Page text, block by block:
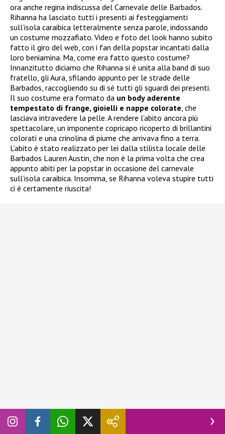
ora anche regina indiscussa del Carnevale delle Barbados.
Rihanna ha lasciato tutti i presenti ai festeggiamenti
sull’isola caraibica letteralmente senza parole, indossando
un costume mozzafiato. Video e foto del look hanno subito
fatto il giro del web, con i fan della popstar incantati dalla
loro beniamina. Ma, come era fatto questo costume?
Innanzitutto diciamo che Rihanna si è unita alla band di suo
fratello, gli Aura, sfilando appunto per le strade delle
Barbados, raccogliendo su di sé tutti gli sguardi dei presenti.
Il suo costume era formato da un body aderente
tempestato di frange, gioielli e nappe colorate , che
lasciava intravedere la pelle. A rendere l’abito ancora più
spettacolare, un imponente copricapo ricoperto di brillantini
colorati e una crinolina di piume che arrivava fino a terra.
L’abito è stato realizzato per lei dalla stilista locale delle
Barbados Lauren Austin, che non è la prima volta che crea
appunto abiti per la popstar in occasione del carnevale
sull’isola caraibica. Insomma, se Rihanna voleva stupire tutti
ci è certamente riuscita!